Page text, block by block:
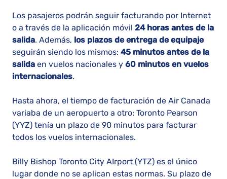
Los pasajeros podrán seguir facturando por Internet
o a través de la aplicación móvil 24 horas antes de la
salida. Además, los plazos de entrega de equipaje
seguirán siendo los mismos: 45 minutos antes de la
salida en vuelos nacionales y 60 minutos en vuelos
internacionales.
Hasta ahora, el tiempo de facturación de Air Canada
variaba de un aeropuerto a otro: Toronto Pearson
(YYZ) tenía un plazo de 90 minutos para facturar
todos los vuelos internacionales.
Billy Bishop Toronto City AIrport (YTZ) es el único
lugar donde no se aplican estas normas. Su plazo de